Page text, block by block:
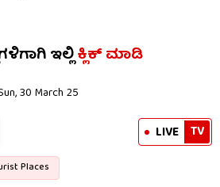
ಇಲ್ಲಿಕ್ಲಿಕ್​ ಮಾಡಿ
30 March 25
LIVE TV
Places